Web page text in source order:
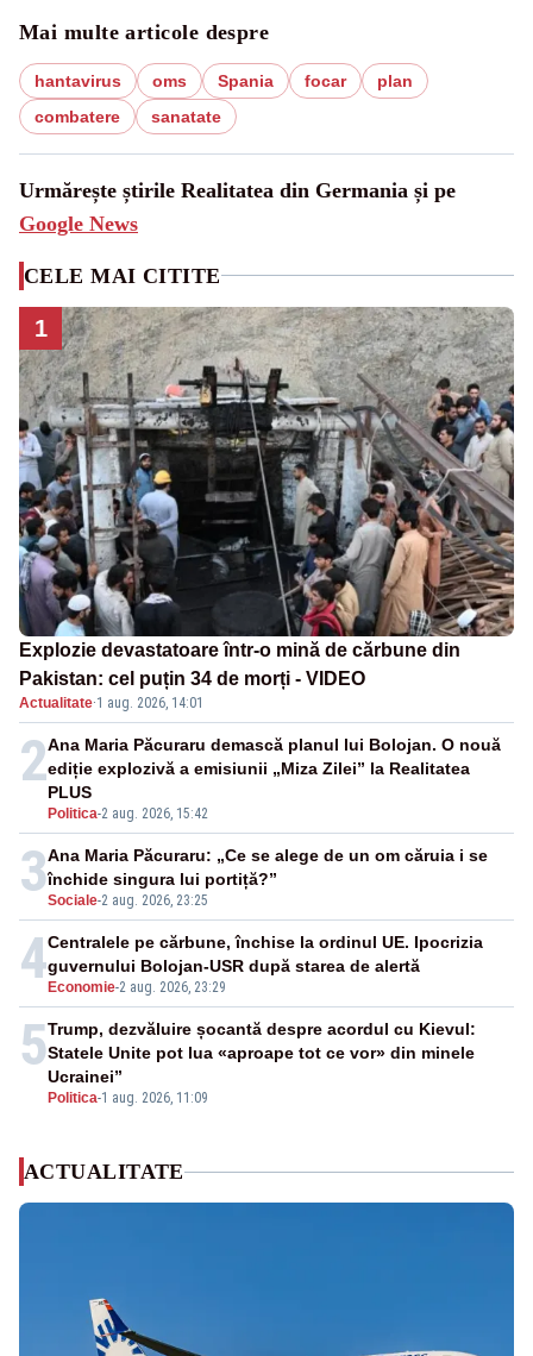
Mai multe articole despre
hantavirus oms Spania focar
plan
combatere
sanatate
Urmărește știrile Realitatea din Germania și pe
Google News
CELE MAI CITITE
1
Explozie devastatoare într-o mină de cărbune din
Pakistan: cel puțin 34 de morți - VIDEO
Actualitate·1 aug. 2026, 14:01
2
Politica-2 aug. 2026, 15:42
Ana Maria Păcuraru demască planul lui Bolojan. O nouă
ediție explozivă a emisiunii „Miza Zilei” la Realitatea
PLUS
3Sociale-2 aug. 2026, 23:25
Ana Maria Păcuraru: „Ce se alege de un om căruia i se
închide singura lui portiță?”
4 Economie-2 aug. 2026, 23:29
Centralele pe cărbune, închise la ordinul UE. Ipocrizia
guvernului Bolojan-USR după starea de alertă
5
Politica-1 aug. 2026, 11:09
Trump, dezvăluire șocantă despre acordul cu Kievul:
Statele Unite pot lua «aproape tot ce vor» din minele
Ucrainei”
ACTUALITATE